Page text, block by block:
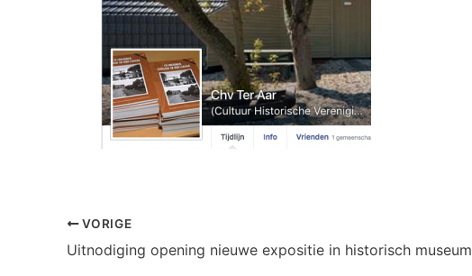
VORIGE
Uitnodiging opening nieuwe expositie in historisch museum